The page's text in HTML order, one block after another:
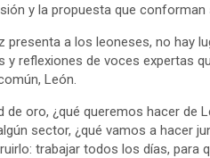
y la propuesta que conforman
presenta a los leoneses, no hay
y reflexiones de voces expertas
León.
de oro, ¿qué queremos hacer
sector, ¿qué vamos a hacer
trabajar todos los días, para